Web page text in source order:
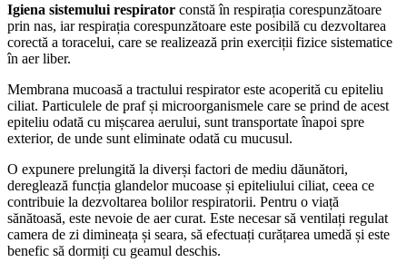
Igiena sistemului respirator constă în respirația corespunzătoare
prin nas, iar respirația corespunzătoare este posibilă cu dezvoltarea
corectă a toracelui, care se realizează prin exerciții fizice sistematice
în aer liber.
Membrana mucoasă a tractului respirator este acoperită cu epiteliu
ciliat. Particulele de praf și microorganismele care se prind de acest
epiteliu odată cu mișcarea aerului, sunt transportate înapoi spre
exterior, de unde sunt eliminate odată cu mucusul.
O expunere prelungită la diverși factori de mediu dăunători,
dereglează funcția glandelor mucoase și epiteliului ciliat, ceea ce
contribuie la dezvoltarea bolilor respiratorii. Pentru o viață
sănătoasă, este nevoie de aer curat. Este necesar să ventilați regulat
camera de zi dimineața și seara, să efectuați curățarea umedă și este
benefic să dormiți cu geamul deschis.